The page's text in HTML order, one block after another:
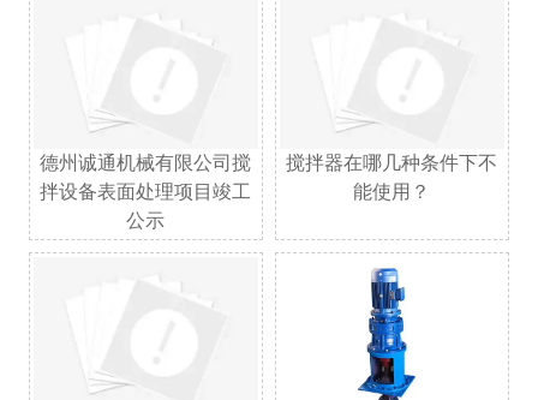
德州诚通机械有限公司搅
拌设备表面处理项目竣工
公示
搅拌器在哪几种条件下不
能使用？